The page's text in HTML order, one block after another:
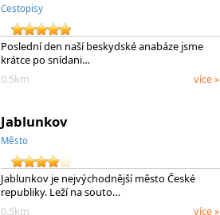
Cestopisy
Poslední den naší beskydské anabáze jsme
krátce po snídani…
0.5km
více »
Jablunkov
Město
Jablunkov je nejvýchodnější město České
republiky. Leží na souto…
0.5km
více »